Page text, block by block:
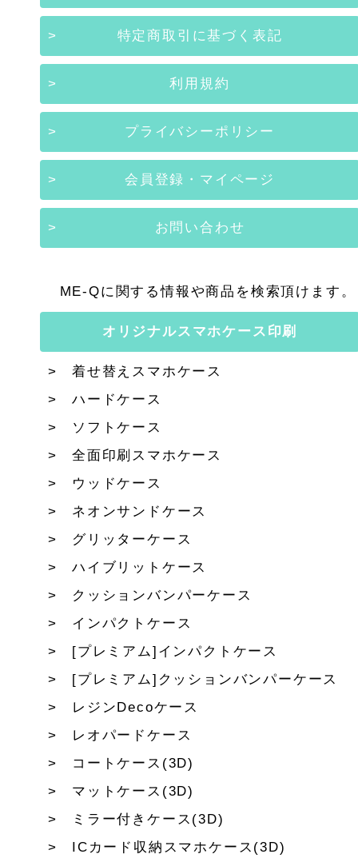
特定商取引に基づく表記
利用規約
プライバシーポリシー
会員登録・マイページ
お問い合わせ
ME-Qに関する情報や商品を検索頂けます。
オリジナルスマホケース印刷
着せ替えスマホケース
ハードケース
ソフトケース
全面印刷スマホケース
ウッドケース
ネオンサンドケース
グリッターケース
ハイブリットケース
クッションバンパーケース
インパクトケース
[プレミアム]インパクトケース
[プレミアム]クッションバンパーケース
レジンDecoケース
レオパードケース
コートケース(3D)
マットケース(3D)
ミラー付きケース(3D)
ICカード収納スマホケース(3D)